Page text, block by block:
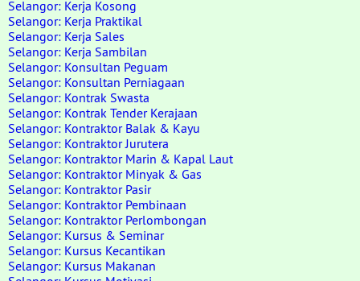
Selangor: Kerja Kosong
Selangor: Kerja Praktikal
Selangor: Kerja Sales
Selangor: Kerja Sambilan
Selangor: Konsultan Peguam
Selangor: Konsultan Perniagaan
Selangor: Kontrak Swasta
Selangor: Kontrak Tender Kerajaan
Selangor: Kontraktor Balak & Kayu
Selangor: Kontraktor Jurutera
Selangor: Kontraktor Marin & Kapal Laut
Selangor: Kontraktor Minyak & Gas
Selangor: Kontraktor Pasir
Selangor: Kontraktor Pembinaan
Selangor: Kontraktor Perlombongan
Selangor: Kursus & Seminar
Selangor: Kursus Kecantikan
Selangor: Kursus Makanan